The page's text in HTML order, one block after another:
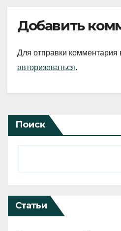
Добавить
Для отправки
авторизоваться.
Поиск
Статьи